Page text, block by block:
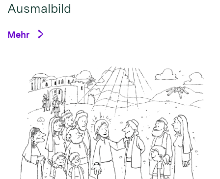
Ausmalbild
Mehr